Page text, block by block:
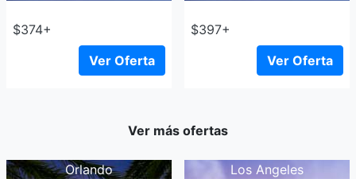
$374+
Ver Oferta
$397+
Ver Oferta
Ver más ofertas
Orlando Los Angeles